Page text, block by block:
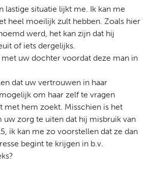
lastige situatie lijkt me. Ik kan me
heel moeilijk zult hebben. Zoals hier
werd, het kan zijn dat hij
of iets dergelijks.
uw dochter voordat deze man in
dat uw vertrouwen in haar
om haar zelf te vragen
met hem zoekt. Misschien is het
uw zorg te uiten dat hij misbruik van
ik kan me zo voorstellen dat ze dan
begint te krijgen in b.v.